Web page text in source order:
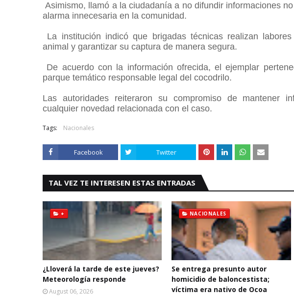
Asimismo, llamó a la ciudadanía a no difundir informaciones
alarma innecesaria en la comunidad.
La institución indicó que brigadas técnicas realizan
animal y garantizar su captura de manera segura.
De acuerdo con la información ofrecida, el ejemplar
parque temático responsable legal del cocodrilo.
Las autoridades reiteraron su compromiso de mantener
cualquier novedad relacionada con el caso.
Tags: Nacionales
Facebook Twitter
TAL VEZ TE INTERESEN ESTAS ENTRADAS
+
¿Lloverá la tarde de este jueves?
Meteorología responde
August 06, 2026
NACIONALES
Se entrega presunto autor
homicidio de baloncestista;
víctima era nativo de Ocoa